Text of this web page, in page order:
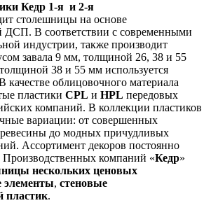
Кедр 1-я и 2-я
столешницы на основе
ДСП. В соответствии с современными
индустрии, также производит
завала 9 мм, толщиной 26, 38 и 55
38 и 55 мм используется
облицовочного материала
пластики CPL и HPL передовых
компаний. В коллекции пластиков
вариации: от совершенных
до модных причудливых
Ассортимент декоров постоянно
Производственных компаний «Кедр»
нескольких ценовых
элементы, стеновые
пластик.